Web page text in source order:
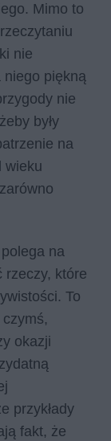
Mimo to
nie
niego piękną
nie
były
na
wieku
na
rzeczy, które
To
okazji
przykłady
fakt, że